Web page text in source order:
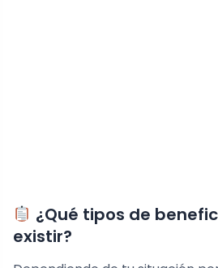
¿Qué tipos de
existir?